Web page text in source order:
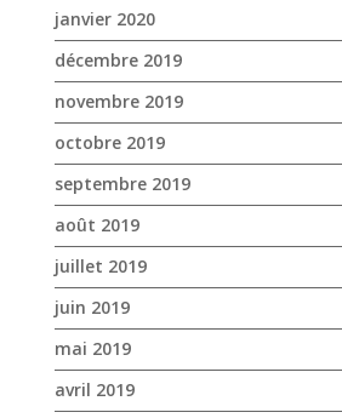
janvier 2020
décembre 2019
novembre 2019
octobre 2019
septembre 2019
août 2019
juillet 2019
juin 2019
mai 2019
avril 2019